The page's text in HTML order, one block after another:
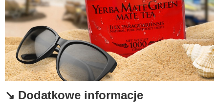
↘️ Dodatkowe informacje